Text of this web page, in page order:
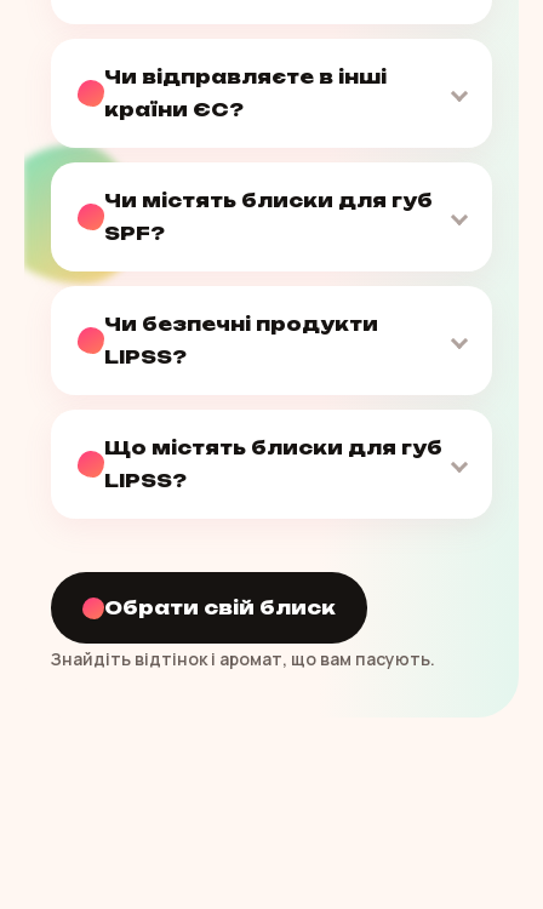
Чи відправляєте в інші
країни ЄС?
Чи містять блиски для губ
SPF?
Чи безпечні продукти
LIPSS?
Що містять блиски для губ
LIPSS?
Обрати свій блиск
Знайдіть відтінок і аромат, що вам пасують.